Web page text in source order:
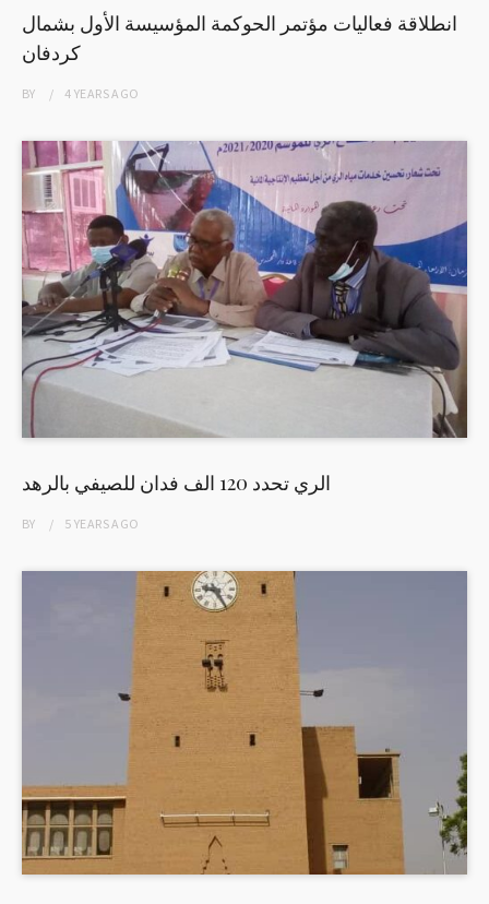
انطلاقة فعاليات مؤتمر الحوكمة المؤسيسة الأول بشمال
كردفان
BY 4 YEARSAGO
الري تحدد 120 الف فدان للصيفي بالرهد
BY 5 YEARSAGO